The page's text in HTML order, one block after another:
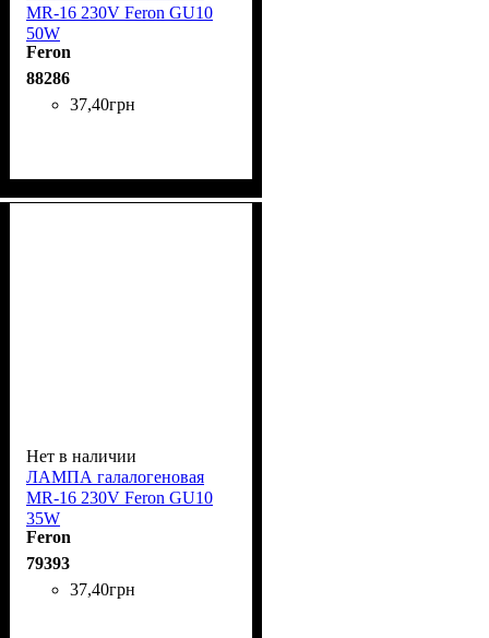
MR-16 230V Feron GU10
50W
Feron
88286
37,40грн
Нет в наличии
ЛАМПА галалогеновая
MR-16 230V Feron GU10
35W
Feron
79393
37,40грн